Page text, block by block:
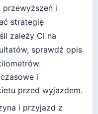
i
strategię
zależy Ci na
sprawdź opis
i
przed wyjazdem.
i przyjazd z